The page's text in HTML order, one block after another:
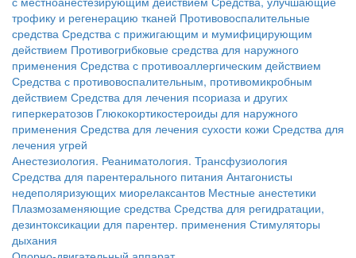
трофику и регенерацию тканей Противовоспалительные
средства Средства с прижигающим и мумифицирующим
действием Противогрибковые средства для наружного
применения Средства с противоаллергическим действием
Средства с противовоспалительным, противомикробным
действием Средства для лечения псориаза и других
гиперкератозов Глюкокортикостероиды для наружного
применения Средства для лечения сухости кожи Средства для
лечения угрей
Анестезиология. Реаниматология. Трансфузиология
Средства для парентерального питания Антагонисты
недеполяризующих миорелаксантов Местные анестетики
Плазмозаменяющие средства Средства для регидратации,
дезинтоксикации для парентер. применения Стимуляторы
дыхания